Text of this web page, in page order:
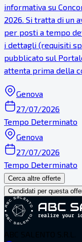
informativa su
2026. Si tratta di un
per posti a tempo
i dettagli (requisiti
pubblicato sul
attenta prima della
Genova
27/07/2026
Tempo Determinato
Genova
27/07/2026
Tempo Determinato
Cerca altre offerte
Candidati per questa